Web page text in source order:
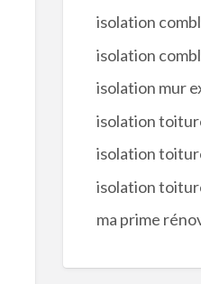
isolation
isolation
isolation mur
isolation
isolation
isolation
ma prime